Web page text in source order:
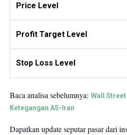
Price Level
Profit Target Level
Stop Loss Level
Baca analisa sebelumnya: Wall
Ketegangan AS-Iran
Dapatkan update seputar pasar dari